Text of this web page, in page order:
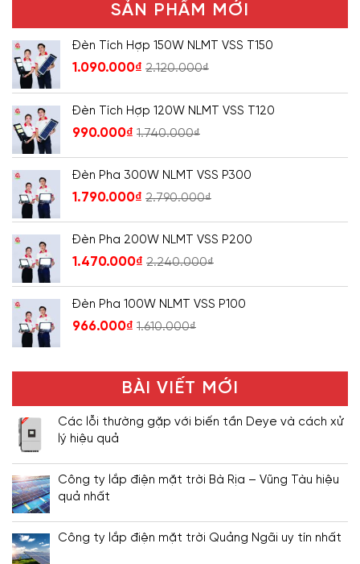
SẢN PHẨM MỚI
Đèn Tích Hợp 150W NLMT VSS T150
1.090.000₫ 2.120.000₫
Đèn Tích Hợp 120W NLMT VSS T120
990.000₫ 1.740.000₫
Đèn Pha 300W NLMT VSS P300
1.790.000₫ 2.790.000₫
Đèn Pha 200W NLMT VSS P200
1.470.000₫ 2.240.000₫
Đèn Pha 100W NLMT VSS P100
966.000₫ 1.610.000₫
BÀI VIẾT MỚI
Các lỗi thường gặp với biến tần Deye và cách xử
lý hiệu quả
Công ty lắp điện mặt trời Bà Rịa – Vũng Tàu hiệu
quả nhất
Công ty lắp điện mặt trời Quảng Ngãi uy tín nhất